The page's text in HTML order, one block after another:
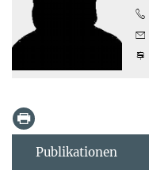
Publikationen